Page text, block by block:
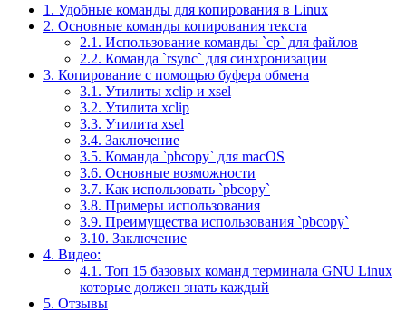
1. Удобные команды для копирования в Linux
2. Основные команды копирования текста
2.1. Использование команды `cp` для файлов
2.2. Команда `rsync` для синхронизации
3. Копирование с помощью буфера обмена
3.1. Утилиты xclip и xsel
3.2. Утилита xclip
3.3. Утилита xsel
3.4. Заключение
3.5. Команда `pbcopy` для macOS
3.6. Основные возможности
3.7. Как использовать `pbcopy`
3.8. Примеры использования
3.9. Преимущества использования `pbcopy`
3.10. Заключение
4. Видео:
4.1. Топ 15 базовых команд терминала GNU Linux
которые должен знать каждый
5. Отзывы